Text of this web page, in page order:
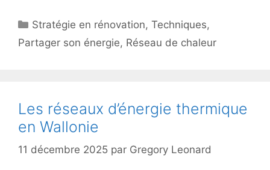
Catégories
Stratégie en rénovation,Techniques,
Partager son énergie, Réseau de chaleur
Les réseaux d’énergie thermique
en Wallonie
11 décembre 2025 par Gregory Leonard